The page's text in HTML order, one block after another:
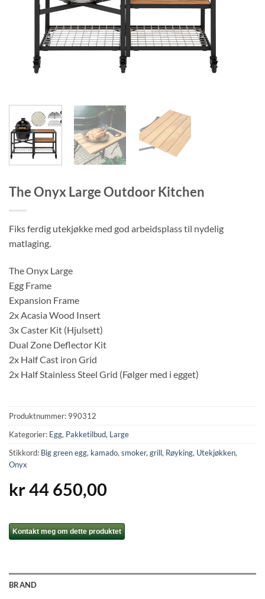
The Onyx Large Outdoor Kitchen
Fiks ferdig utekjøkke med god arbeidsplass til nydelig
matlaging.
The Onyx Large
Egg Frame
Expansion Frame
2x Acasia Wood Insert
3x Caster Kit (Hjulsett)
Dual Zone Deflector Kit
2x Half Cast iron Grid
2x Half Stainless Steel Grid (Følger med i egget)
Produktnummer: 990312
Kategorier: Egg, Pakketilbud, Large
Stikkord: Big green egg, kamado, smoker, grill, Røyking, Utekjøkken,
Onyx
kr44 650,00
Kontakt meg om dette produktet
BRAND